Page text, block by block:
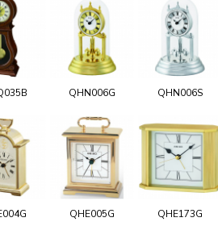
QHN006G QHN006S
QHE005G QHE173G